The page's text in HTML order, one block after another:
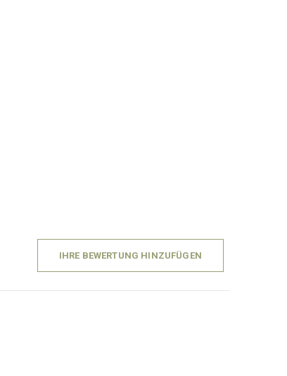
IHRE BEWERTUNG HINZUFÜGEN